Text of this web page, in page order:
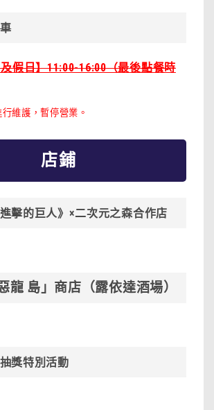
假日】11:00-16:00（最後點餐時
維護，暫停營業。
店鋪
擊的巨人》×二次元之森合作店
龍 島」商店（露依達酒場）
獎特別活動